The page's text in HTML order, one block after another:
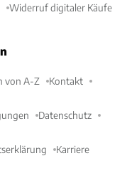
Widerruf digitaler Käufe
von A-Z Kontakt
Datenschutz
Karriere